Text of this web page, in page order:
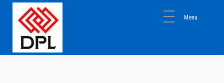
primary
navigation
main
content
primary
sidebar
DPL